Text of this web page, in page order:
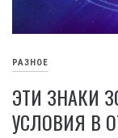
РАЗНОЕ
ЭТИ ЗНАКИ
УСЛОВИЯ В